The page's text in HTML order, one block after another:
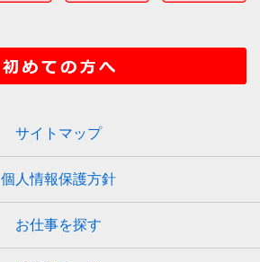
サイトマップ
個人情報保護方針
お仕事を探す